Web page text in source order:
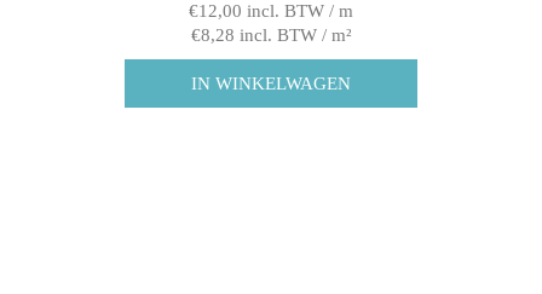
€12,00 incl. BTW / m
€8,28 incl. BTW / m²